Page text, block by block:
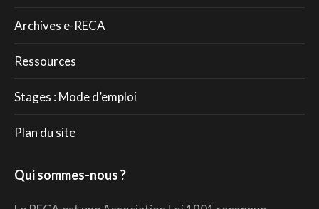
Archives e-RECA
Ressources
Stages : Mode d’emploi
Plan du site
Qui sommes-nous ?